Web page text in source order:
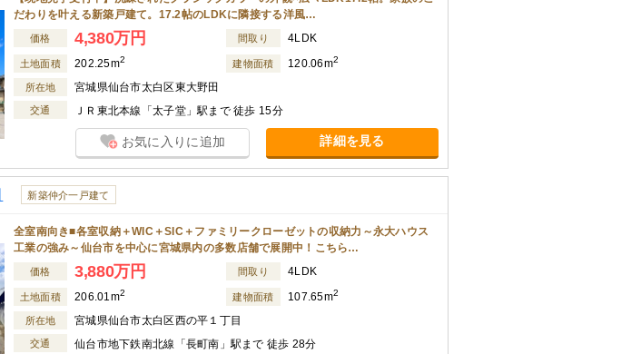
だわりを叶える新築戸建て。17.2帖のLDKに隣接する洋風…
価格 4,380万円 間取り 4LDK
土地面積 202.25m2 建物面積 120.06m2
所在地 宮城県仙台市太白区東大野田
交通 ＪＲ東北本線「太子堂」駅まで 徒歩 15分
お気に入りに追加 詳細を見る
新築仲介一戸建て
全室南向き■各室収納＋WIC＋SIC＋ファミリークローゼットの収納力～永大ハウス
工業の強み～仙台市を中心に宮城県内の多数店舗で展開中！こちら…
価格 3,880万円 間取り 4LDK
土地面積 206.01m2 建物面積 107.65m2
所在地 宮城県仙台市太白区西の平１丁目
交通 仙台市地下鉄南北線「長町南」駅まで 徒歩 28分